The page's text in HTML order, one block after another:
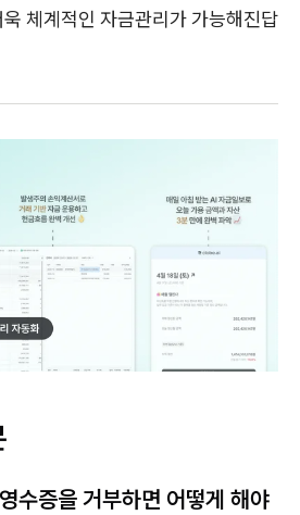
체계적인 자금관리가 가능해진답
수증을 거부하면 어떻게 해야